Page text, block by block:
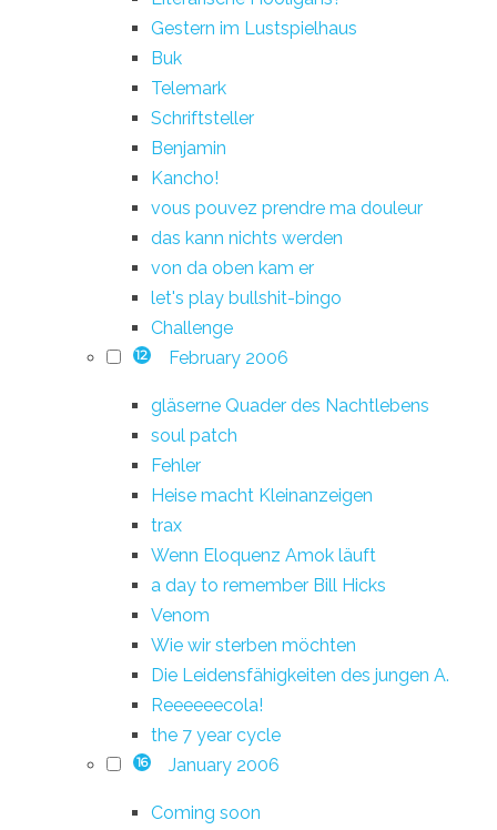
Gestern im Lustspielhaus
Buk
Telemark
Schriftsteller
Benjamin
Kancho!
vous pouvez prendre ma douleur
das kann nichts werden
von da oben kam er
let's play bullshit-bingo
Challenge
12 February 2006
gläserne Quader des Nachtlebens
soul patch
Fehler
Heise macht Kleinanzeigen
trax
Wenn Eloquenz Amok läuft
a day to remember Bill Hicks
Venom
Wie wir sterben möchten
Die Leidensfähigkeiten des jungen A.
Reeeeeecola!
the 7 year cycle
16 January 2006
Coming soon